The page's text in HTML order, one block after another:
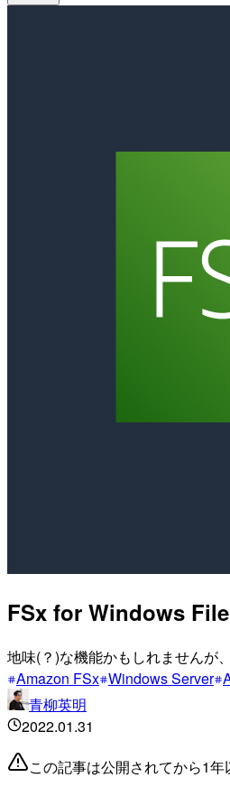
FSx for Windows
地味(？)な機能かもしれませんが
Amazon FSx Windows Server
青柳英明
2022.01.31
この記事は公開されてから1